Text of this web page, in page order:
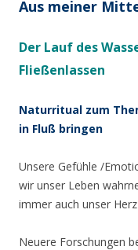
Aus meiner
Der Lauf des
Fließenlassen
Naturritual zum
in Fluß bringen
Unsere Gefühle /
wir unser Leben
immer auch unser
Neuere Forschungen